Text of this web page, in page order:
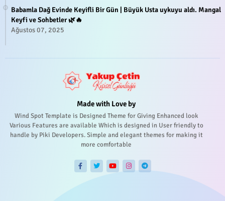
Babamla Dağ Evinde Keyifli Bir Gün | Büyük Usta uykuyu aldı. Mangal
Keyfi ve Sohbetler 🌿🔥
Ağustos 07, 2025
Made with Love by
Wind Spot Template is Designed Theme for Giving Enhanced look
Various Features are available Which is designed in User friendly to
handle by Piki Developers. Simple and elegant themes for making it
more comfortable